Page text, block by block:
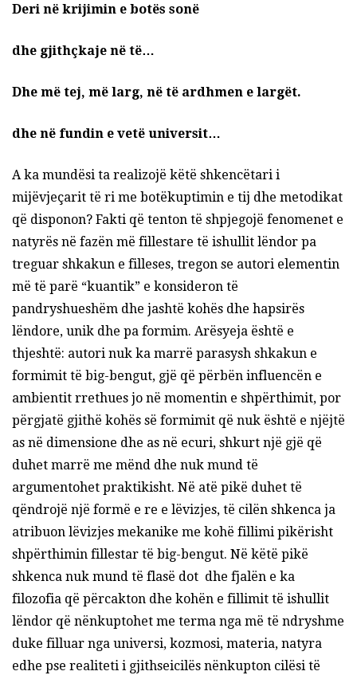
Deri në krijimin e botës sonë
dhe gjithçkaje në të…
Dhe më tej, më larg, në të ardhmen e largët.
dhe në fundin e vetë universit…
A ka mundësi ta realizojë këtë shkencëtari i
mijëvjeçarit të ri me botëkuptimin e tij dhe metodikat
që disponon? Fakti që tenton të shpjegojë fenomenet e
natyrës në fazën më fillestare të ishullit lëndor pa
treguar shkakun e filleses, tregon se autori elementin
më të parë “kuantik” e konsideron të
pandryshueshëm dhe jashtë kohës dhe hapsirës
lëndore, unik dhe pa formim. Arësyeja është e
thjeshtë: autori nuk ka marrë parasysh shkakun e
formimit të big-bengut, gjë që përbën influencën e
ambientit rrethues jo në momentin e shpërthimit, por
përgjatë gjithë kohës së formimit që nuk është e njëjtë
as në dimensione dhe as në ecuri, shkurt një gjë që
duhet marrë me mënd dhe nuk mund të
argumentohet praktikisht. Në atë pikë duhet të
qëndrojë një formë e re e lëvizjes, të cilën shkenca ja
atribuon lëvizjes mekanike me kohë fillimi pikërisht
shpërthimin fillestar të big-bengut. Në këtë pikë
shkenca nuk mund të flasë dot dhe fjalën e ka
filozofia që përcakton dhe kohën e fillimit të ishullit
lëndor që nënkuptohet me terma nga më të ndryshme
duke filluar nga universi, kozmosi, materia, natyra
edhe pse realiteti i gjithseicilës nënkupton cilësi të